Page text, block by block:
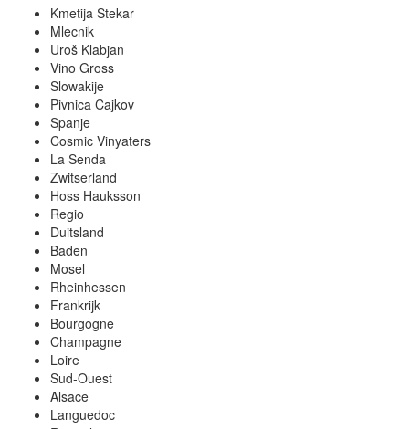
Kmetija Stekar
Mlecnik
Uroš Klabjan
Vino Gross
Slowakije
Pivnica Cajkov
Spanje
Cosmic Vinyaters
La Senda
Zwitserland
Hoss Hauksson
Regio
Duitsland
Baden
Mosel
Rheinhessen
Frankrijk
Bourgogne
Champagne
Loire
Sud-Ouest
Alsace
Languedoc